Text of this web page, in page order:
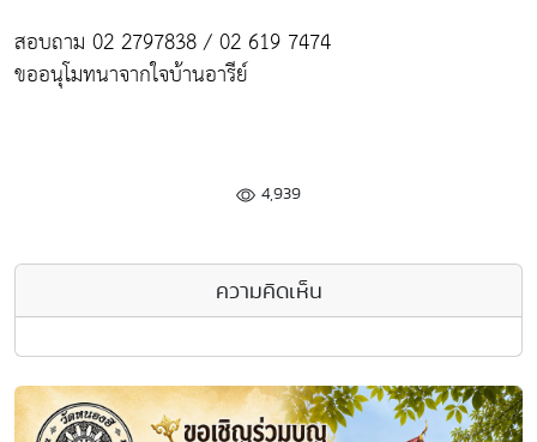
สอบถาม 02 2797838 / 02 619 7474
ขออนุโมทนาจากใจบ้านอารีย์
4,939
ความคิดเห็น